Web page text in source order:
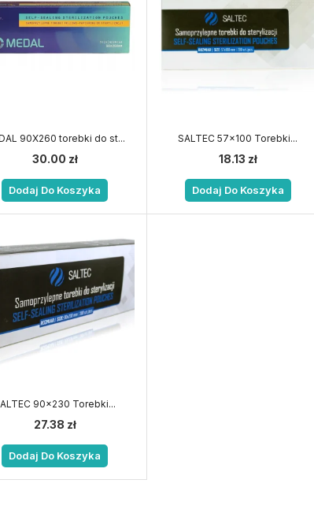
90X260 torebki do st...
30.00 zł
Dodaj Do Koszyka
SALTEC 57×100 Torebki...
18.13 zł
Dodaj Do Koszyka
90×230 Torebki...
27.38 zł
Dodaj Do Koszyka